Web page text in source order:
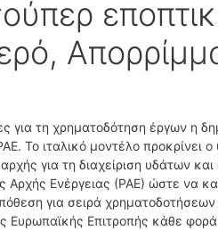
για τη χρηματοδότηση έργων η
Το ιταλικό μοντέλο προκρίνει
για τη διαχείριση υδάτων
Αρχής Ενέργειας (ΡΑΕ) ώστε να
για σειρά
Ευρωπαϊκής Επιτροπής κάθε